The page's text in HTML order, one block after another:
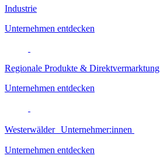
Industrie
Unternehmen entdecken
Regionale Produkte & Direktvermarktung
Unternehmen entdecken
Westerwälder Unternehmer:innen
Unternehmen entdecken